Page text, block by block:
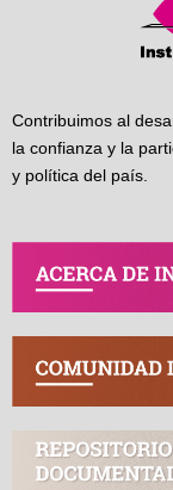
Contribuimos al
la confianza y la
y política del país.